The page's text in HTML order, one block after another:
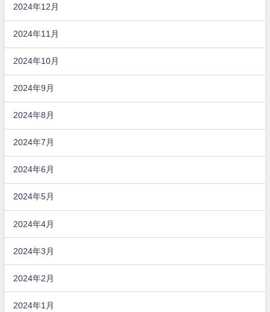
2024年12月
2024年11月
2024年10月
2024年9月
2024年8月
2024年7月
2024年6月
2024年5月
2024年4月
2024年3月
2024年2月
2024年1月